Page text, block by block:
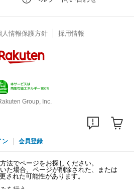
人情報保護方針 採用情報
Group, Inc.
ン 会員登録
法でページをお探しください。
た場合、ページが削除された、または
された可能性があります。